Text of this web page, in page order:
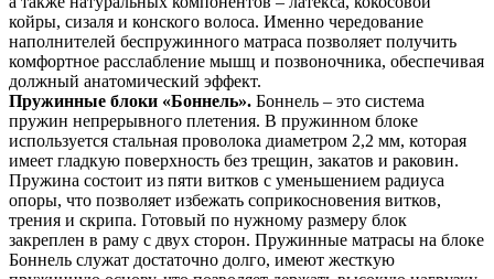
койры, сизаля и конского волоса. Именно чередование
наполнителей беспружинного матраса позволяет получить
комфортное расслабление мышц и позвоночника, обеспечивая
должный анатомический эффект.
Пружинные блоки «Боннель». Боннель – это система
пружин непрерывного плетения. В пружинном блоке
используется стальная проволока диаметром 2,2 мм, которая
имеет гладкую поверхность без трещин, закатов и раковин.
Пружина состоит из пяти витков с уменьшением радиуса
опоры, что позволяет избежать соприкосновения витков,
трения и скрипа. Готовый по нужному размеру блок
закреплен в раму с двух сторон. Пружинные матрасы на блоке
Боннель служат достаточно долго, имеют жесткую